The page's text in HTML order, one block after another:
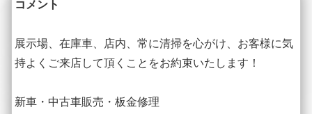
コメント
展示場、在庫車、店内、常に清掃を心がけ、お客様に気
持よくご来店して頂くことをお約束いたします！
新車・中古車販売・板金修理